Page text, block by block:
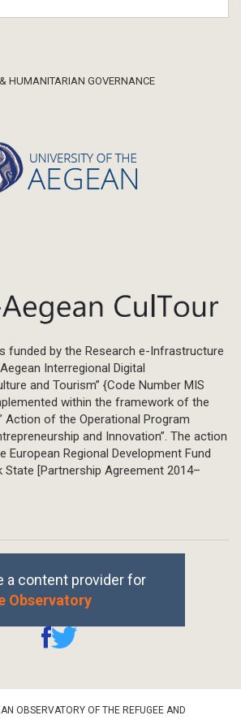
HUMANITARIAN GOVERNANCE
funded by the Research e-Infrastructure
Interregional Digital
and Tourism” {Code Number MIS
within the framework of the
Action of the Operational Program
and Innovation”. The action
European Regional Development Fund
State [Partnership Agreement 2014–
a content provider for
Observatory
OBSERVATORY OF THE REFUGEE AND